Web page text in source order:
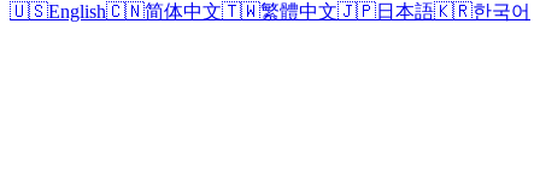
🇺🇸English🇨🇳简体中文🇹🇼繁體中文🇯🇵日本語🇰🇷한국어